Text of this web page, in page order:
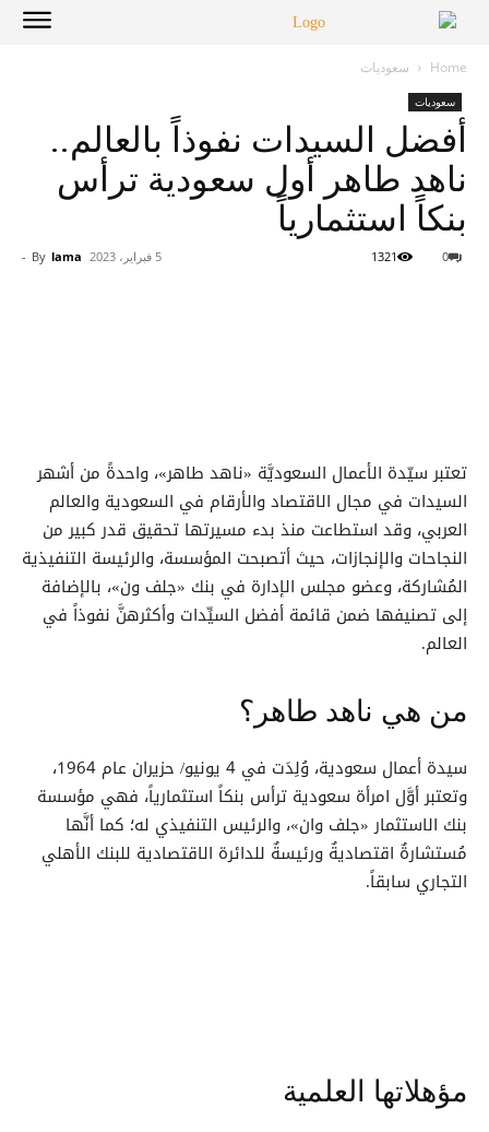
Home سعوديات
سعوديات
أفضل السيدات نفوذاً بالعالم..
ناهد طاهر أول سعودية ترأس
بنكاً استثمارياً
By lama
- 5 فبراير، 2023 0
1321
تعتبر سيّدة الأعمال السعوديَّة «ناهد طاهر»، واحدةً من أشهر
السيدات في مجال الاقتصاد والأرقام في السعودية والعالم
العربي، وقد استطاعت منذ بدء مسيرتها تحقيق قدر كبير من
النجاحات والإنجازات، حيث أتصبحت المؤسسة، والرئيسة التنفيذية
المُشاركة، وعضو مجلس الإدارة في بنك «جلف ون»، بالإضافة
إلى تصنيفها ضمن قائمة أفضل السيِّدات وأكثرهنَّ نفوذاً في
العالم.
من هي ناهد طاهر؟
سيدة أعمال سعودية، وُلِدَت في 4 يونيو/ حزيران عام 1964،
وتعتبر أوَّل امرأة سعودية ترأس بنكاً استثمارياً، فهي مؤسسة
بنك الاستثمار «جلف وان»، والرئيس التنفيذي له؛ كما أنَّها
مُستشارةٌ اقتصاديةٌ ورئيسةٌ للدائرة الاقتصادية للبنك الأهلي
التجاري سابقاً.
مؤهلاتها العلمية